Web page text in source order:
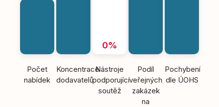
Počet
nabídek
Koncentrace
dodavatelů
0%
Nástroje
podporující
soutěž
Podíl
veřejných
zakázek
na
Pochybení
dle ÚOHS